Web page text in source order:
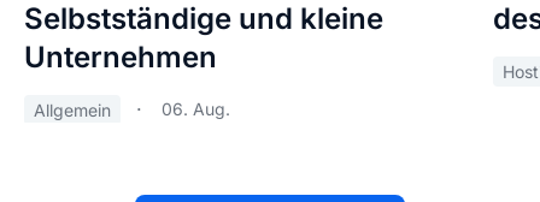
Selbstständige und kleine
Unternehmen
Allgemein 06. Aug.